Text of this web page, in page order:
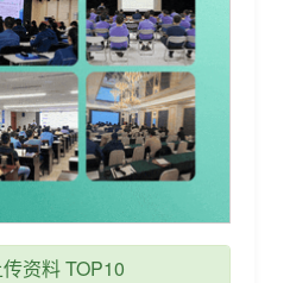
资料 TOP10